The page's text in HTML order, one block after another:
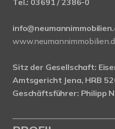
Tel.: 03691 / 2386-0
Sitz der Gesellschaft:
Amtsgericht Jena, HRB
Geschäftsführer: Philipp